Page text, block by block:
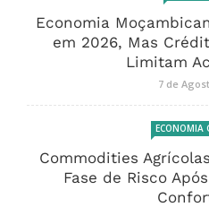
Economia
em 2026, Mas
Limitam
7 de
ECONOMIA
Commodities
Fase de Risco